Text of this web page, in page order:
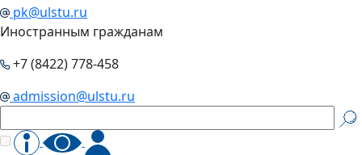
pk@ulstu.ru
Иностранным гражданам
+7 (8422) 778-458
admission@ulstu.ru